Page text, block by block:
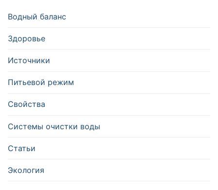
Водный баланс
Здоровье
Источники
Питьевой режим
Свойства
Системы очистки воды
Статьи
Экология